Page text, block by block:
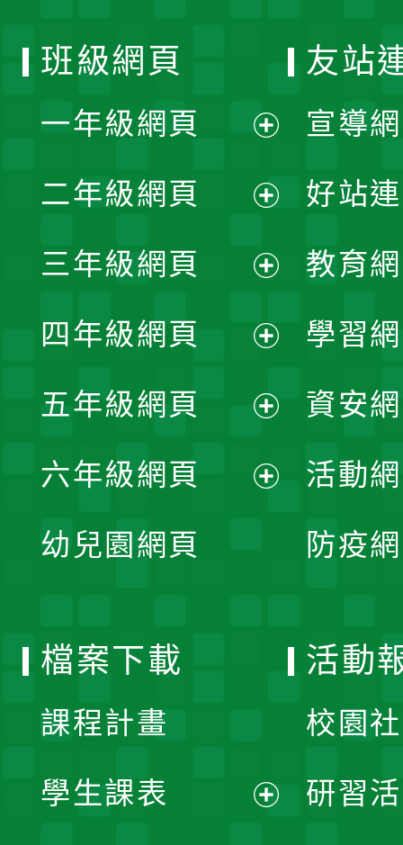
班級網頁
一年級網頁
開
選
單
二年級網頁
開
選
單
三年級網頁
開
選
單
四年級網頁
開
選
五年級網頁
開
六年級網頁
幼兒園網頁
友站
宣導
好站
教育
學習
資安
活動
防疫
檔案下載
課程計畫
學生課表
活動
校園
研習